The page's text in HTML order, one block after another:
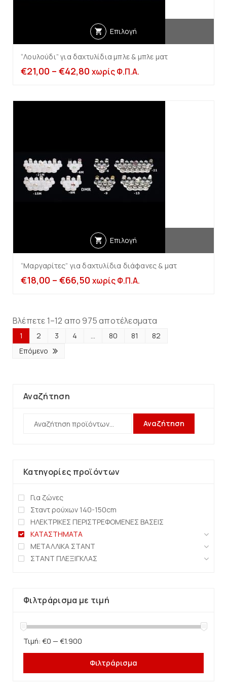
Επιλογή
“Λουλούδι” για δαχτυλίδια μπλε & μπλε ματ
€21,00 – €42,80 χωρίς Φ.Π.Α.
Επιλογή
“Μαργαρίτες” για δαχτυλίδια διάφανες & ματ
€18,00 – €66,50 χωρίς Φ.Π.Α.
Βλέπετε 1–12 απο 975 αποτέλεσματα
1 2 3 4 … 80 81
82
Επόμενο
Αναζήτηση
Αναζήτηση
Κατηγορίες προϊόντων
Για ζώνες
Σταντ ρούχων 140-150cm
ΗΛΕΚΤΡΙΚΕΣ ΠΕΡΙΣΤΡΕΦΟΜΕΝΕΣ ΒΑΣΕΙΣ
ΚΑΤΑΣΤΗΜΑΤΑ
ΜΕΤΑΛΛΙΚΑ ΣΤΑΝΤ
ΣΤΑΝΤ ΠΛΕΞΙΓΚΛΑΣ
Φιλτράρισμα με τιμή
Φιλτράρισμα
Τιμή: €0 — €1.900